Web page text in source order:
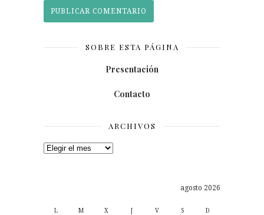
SOBRE ESTA PÁGINA
Presentación
Contacto
ARCHIVOS
Archivos
agosto 2026
L M X V S D